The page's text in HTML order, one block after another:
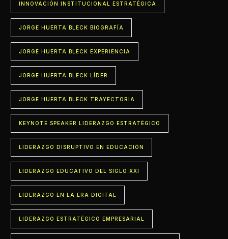
INNOVACIÓN INSTITUCIONAL ESTRATÉGICA
JORGE HUERTA BLECK BIOGRAFÍA
JORGE HUERTA BLECK EXPERIENCIA
JORGE HUERTA BLECK LÍDER
JORGE HUERTA BLECK TRAYECTORIA
KEYNOTE SPEAKER LIDERAZGO ESTRATÉGICO
LIDERAZGO DISRUPTIVO EN EDUCACIÓN
LIDERAZGO EDUCATIVO DEL SIGLO XXI
LIDERAZGO EN LA ERA DIGITAL
LIDERAZGO ESTRATÉGICO EMPRESARIAL